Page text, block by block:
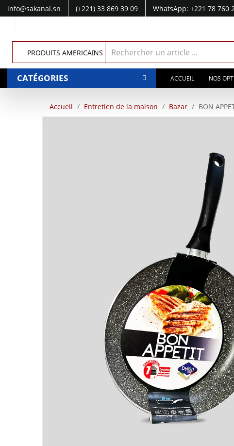
info@sakanal.sn (+221) 33 869 39 09
WhatsApp: +221 78 760
PRODUITS AMERICAINS
CATÉGORIES ACCUEIL NOS
Accueil Entretien de la maison Bazar BON